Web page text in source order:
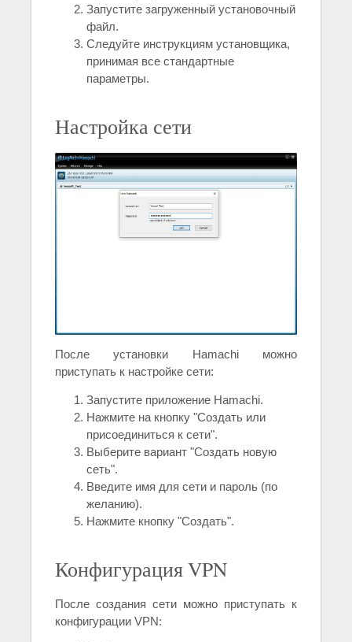
Запустите загруженный установочный
файл.
Следуйте инструкциям установщика,
принимая все стандартные
параметры.
Настройка сети
После установки Hamachi можно
приступать к настройке сети:
Запустите приложение Hamachi.
Нажмите на кнопку "Создать или
присоединиться к сети".
Выберите вариант "Создать новую
сеть".
Введите имя для сети и пароль (по
желанию).
Нажмите кнопку "Создать".
Конфигурация VPN
После создания сети можно приступать к
конфигурации VPN: